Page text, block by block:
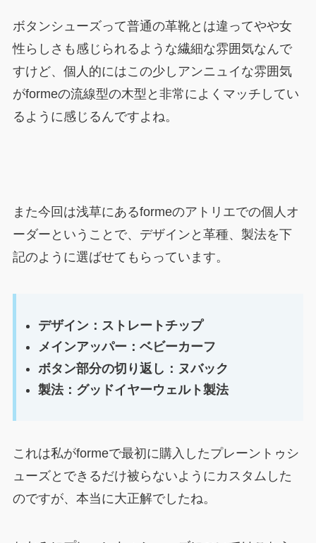
ボタンシューズって普通の革靴とは違ってやや女
性らしさも感じられるような繊細な雰囲気なんで
すけど、個人的にはこの少しアンニュイな雰囲気
がformeの流線型の木型と非常によくマッチしてい
るように感じるんですよね。
また今回は浅草にあるformeのアトリエでの個人オ
ーダーということで、デザインと革種、製法を下
記のように選ばせてもらっています。
デザイン：ストレートチップ
メインアッパー：ベビーカーフ
ボタン部分の切り返し：ヌバック
製法：グッドイヤーウェルト製法
これは私がformeで最初に購入したプレーントゥシ
ューズとできるだけ被らないようにカスタムした
のですが、本当に大正解でしたね。